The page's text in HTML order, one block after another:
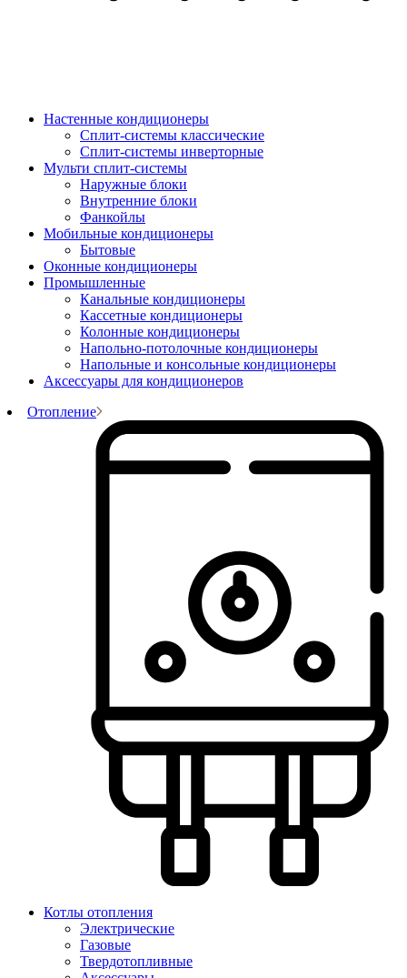
Настенные кондиционеры
Сплит-системы классические
Сплит-системы инверторные
Мульти сплит-системы
Наружные блоки
Внутренние блоки
Фанкойлы
Мобильные кондиционеры
Бытовые
Оконные кондиционеры
Промышленные
Канальные кондиционеры
Кассетные кондиционеры
Колонные кондиционеры
Напольно-потолочные кондиционеры
Напольные и консольные кондиционеры
Аксессуары для кондиционеров
Отопление
Котлы отопления
Электрические
Газовые
Твердотопливные